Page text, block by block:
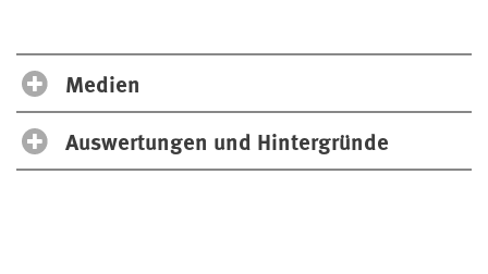
Medien
Auswertungen und Hintergründe